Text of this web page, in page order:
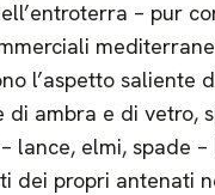
– pur
l’aspetto saliente
ambra e di vetro,
lance, elmi, spade
dei propri antenati